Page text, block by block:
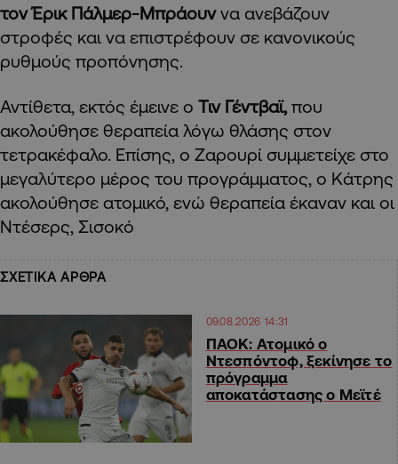
τον Έρικ Πάλμερ-Μπράουννα ανεβάζουν
στροφές και να επιστρέφουν σε κανονικούς
ρυθμούς προπόνησης.
Αντίθετα, εκτός έμεινε ο Τιν Γέντβαϊ, που
ακολούθησε θεραπεία λόγω θλάσης στον
τετρακέφαλο. Επίσης, ο Ζαρουρί συμμετείχε στο
μεγαλύτερο μέρος του προγράμματος, ο Κάτρης
ακολούθησε ατομικό, ενώ θεραπεία έκαναν και οι
Ντέσερς, Σισοκό
ΣΧΕΤΙΚΑ ΑΡΘΡΑ
09.08.2026 14:31
ΠΑΟΚ: Ατομικό ο
Ντεσπόντοφ, ξεκίνησε το
πρόγραμμα
αποκατάστασης ο Μεϊτέ